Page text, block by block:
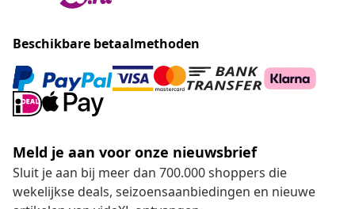
Beschikbare betaalmethoden
Meld je aan voor onze nieuwsbrief
Sluit je aan bij meer dan 700.000 shoppers die
wekelijkse deals, seizoensaanbiedingen en nieuwe